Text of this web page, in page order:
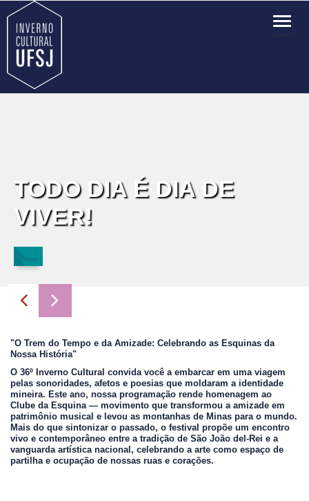
TODO DIA É DIA DE
VIVER!
"O Trem do Tempo e da Amizade: Celebrando as Esquinas da
Nossa História"
O 36º Inverno Cultural convida você a embarcar em uma viagem
pelas sonoridades, afetos e poesias que moldaram a identidade
mineira. Este ano, nossa programação rende homenagem ao
Clube da Esquina — movimento que transformou a amizade em
patrimônio musical e levou as montanhas de Minas para o mundo.
Mais do que sintonizar o passado, o festival propõe um encontro
vivo e contemporâneo entre a tradição de São João del-Rei e a
vanguarda artística nacional, celebrando a arte como espaço de
partilha e ocupação de nossas ruas e corações.